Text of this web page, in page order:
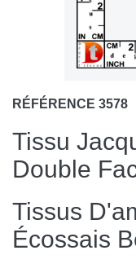
RÉFÉRENCE 3578
Tissu
Double
Tissus
Écossais